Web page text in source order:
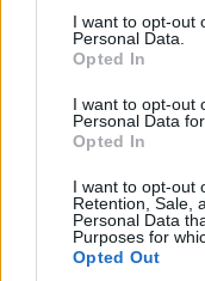
consent section.
I want to opt-out
Personal Data.
Opted In
I want to opt-out
Personal Data
Opted In
I want to opt-out
Retention, Sale,
Personal Data
Purposes for
Opted Out
Szomorúan sétál
kérdéseire is
érdemes lesz majd